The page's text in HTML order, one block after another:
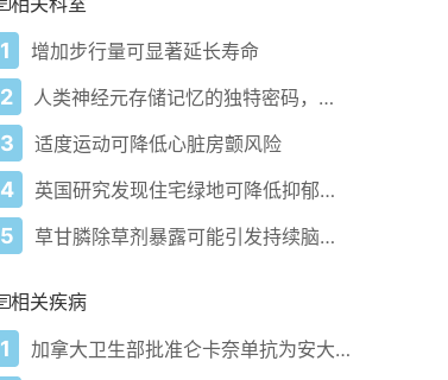
1 增加步行量可显著延长寿命
2 人类神经元存储记忆的独特密码，你知道是什么吗？
3 适度运动可降低心脏房颤风险
4 英国研究发现住宅绿地可降低抑郁焦虑风险
5 草甘膦除草剂暴露可能引发持续脑炎症影响神经健康
相关疾病
1 加拿大卫生部批准仑卡奈单抗为安大略省阿尔茨海默病患者带来新希望